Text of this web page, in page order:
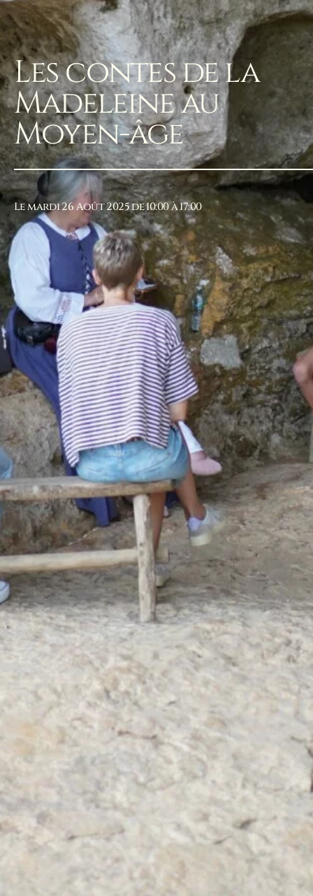
Les contes de la
Madeleine au
Moyen-âge
Le mardi 26 Août 2025 de 10:00 à 17:00